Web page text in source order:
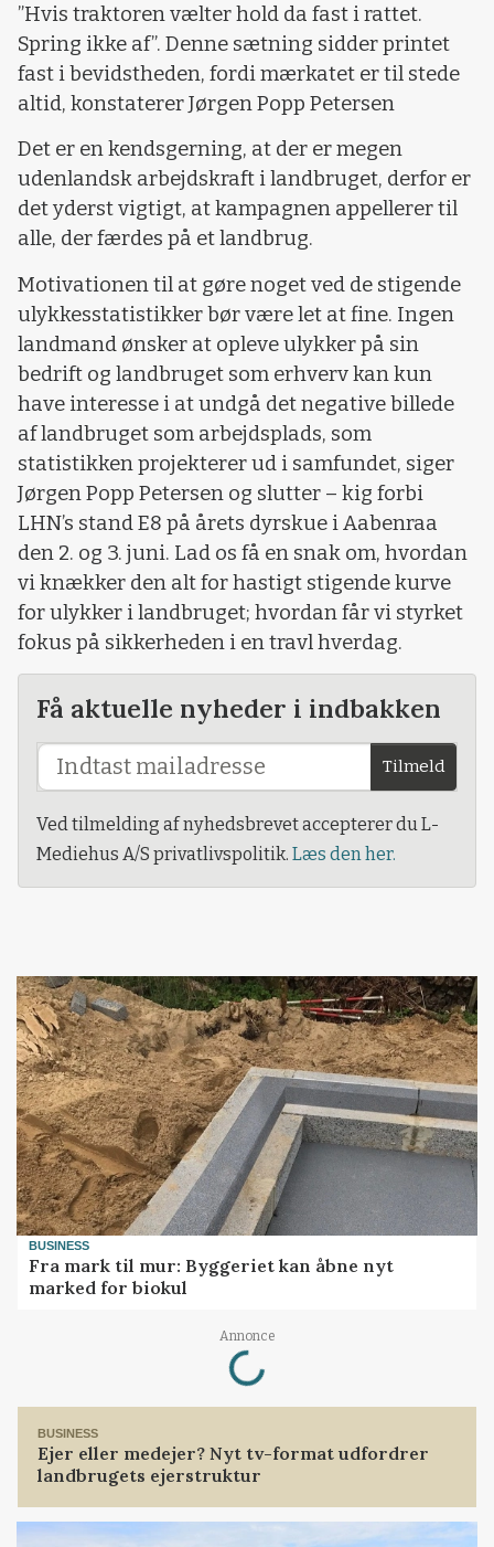
”Hvis traktoren vælter hold da fast i rattet.
Spring ikke af”. Denne sætning sidder printet
fast i bevidstheden, fordi mærkatet er til stede
altid, konstaterer Jørgen Popp Petersen
Det er en kendsgerning, at der er megen
udenlandsk arbejdskraft i landbruget, derfor er
det yderst vigtigt, at kampagnen appellerer til
alle, der færdes på et landbrug.
Motivationen til at gøre noget ved de stigende
ulykkesstatistikker bør være let at fine. Ingen
landmand ønsker at opleve ulykker på sin
bedrift og landbruget som erhverv kan kun
have interesse i at undgå det negative billede
af landbruget som arbejdsplads, som
statistikken projekterer ud i samfundet, siger
Jørgen Popp Petersen og slutter – kig forbi
LHN’s stand E8 på årets dyrskue i Aabenraa
den 2. og 3. juni. Lad os få en snak om, hvordan
vi knækker den alt for hastigt stigende kurve
for ulykker i landbruget; hvordan får vi styrket
fokus på sikkerheden i en travl hverdag.
Få aktuelle nyheder i indbakken
Tilmeld
Ved tilmelding af nyhedsbrevet accepterer du L-
Mediehus A/S privatlivspolitik. Læs den her.
BUSINESS
Fra mark til mur: Byggeriet kan åbne nyt
marked for biokul
Annonce
Loading...
BUSINESS
Ejer eller medejer? Nyt tv-format udfordrer
landbrugets ejerstruktur